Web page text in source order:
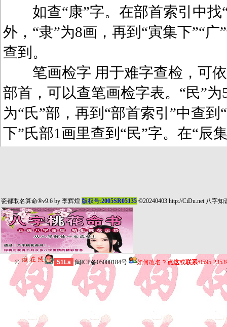
如查“康”字。在部首索引中找“
外，“隶”为8画，再到“寅集下”“
查到。
笔画检字 用于难字查检，可依
部首，可以查笔画检字表。“民”
为“氏”部，再到“部首索引”中查到
下”氏部1画里查到“民”字。在“辰
瓷都取名算命®v9.6 by 李辉煌 版权号:2005SR05135 ©20240403 http://CiDu.net 八字知
© 51La 闽ICP备05000184号 如何改名？点这或联系:0595-